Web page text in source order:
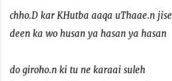
chho.D kar KHutba aaqa uThaae.n jise
deen ka wo husan ya hasan ya hasan
do giroho.n ki tu ne karaai suleh